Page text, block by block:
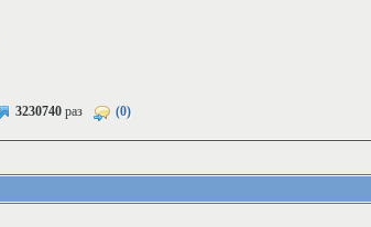
3230740 раз (0)